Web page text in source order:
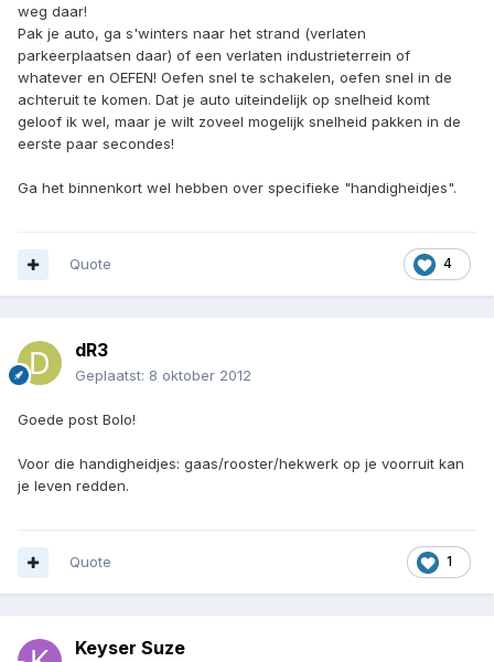
weg daar!
Pak je auto, ga s'winters naar het strand (verlaten
parkeerplaatsen daar) of een verlaten industrieterrein of
whatever en OEFEN! Oefen snel te schakelen, oefen snel in de
achteruit te komen. Dat je auto uiteindelijk op snelheid komt
geloof ik wel, maar je wilt zoveel mogelijk snelheid pakken in de
eerste paar secondes!
Ga het binnenkort wel hebben over specifieke "handigheidjes".
4
Quote
dR3
Geplaatst: 8 oktober 2012
Goede post Bolo!
Voor die handigheidjes: gaas/rooster/hekwerk op je voorruit kan
je leven redden.
1
Quote
Keyser Suze